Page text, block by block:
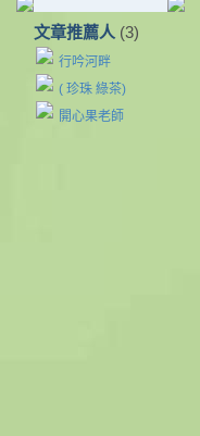
文章推薦人 (3)
行吟河畔
( 珍珠 綠茶)
開心果老師